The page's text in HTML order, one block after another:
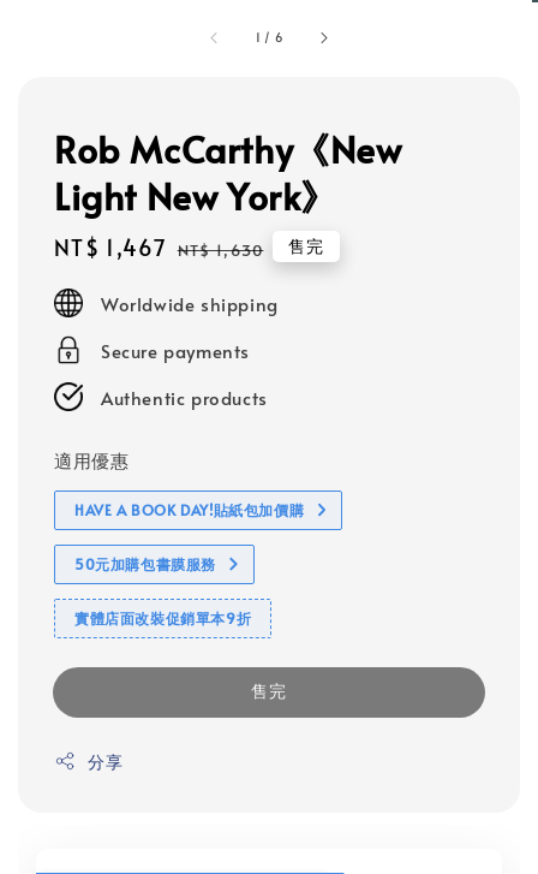
1 / 6
Rob McCarthy《New
Light New York》
Sale
NT$ 1,467 Regular
NT$ 1,630 售完
Worldwide shipping
Secure payments
Authentic products
適用優惠
HAVE A BOOK DAY!貼紙包加價購
50元加購包書膜服務
實體店面改裝促銷單本9折
售完
分享